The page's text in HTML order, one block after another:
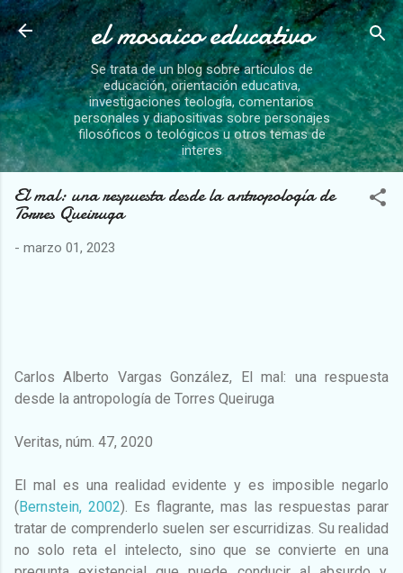
Ir al contenido principal
el mosaico educativo
Se trata de un blog sobre artículos de
educación, orientación educativa,
investigaciones teología, comentarios
personales y diapositivas sobre personajes
filosóficos o teológicos u otros temas de
interes
El mal: una respuesta desde la antropología de
Torres Queiruga
- marzo 01, 2023
Carlos Alberto Vargas González, El mal: una respuesta
desde la antropología de Torres Queiruga
Veritas, núm. 47, 2020
El mal es una realidad evidente y es imposible negarlo
(Bernstein, 2002). Es flagrante, mas las respuestas parar
tratar de comprenderlo suelen ser escurridizas. Su realidad
no solo reta el intelecto, sino que se convierte en una